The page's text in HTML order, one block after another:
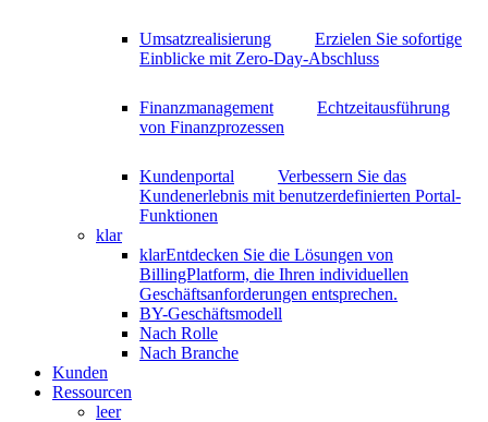
Umsatzrealisierung
Erzielen Sie sofortige
Einblicke mit Zero-Day-Abschluss
Finanzmanagement
Echtzeitausführung
von Finanzprozessen
Kundenportal
Verbessern Sie das
Kundenerlebnis mit benutzerdefinierten Portal-
Funktionen
klar
klarEntdecken Sie die Lösungen von
BillingPlatform, die Ihren individuellen
Geschäftsanforderungen entsprechen.
BY-Geschäftsmodell
Nach Rolle
Nach Branche
Kunden
Ressourcen
leer